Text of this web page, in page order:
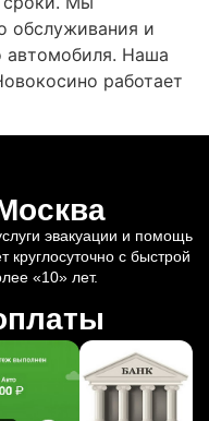
обслуживания и
автомобиля. Наша
работает
эвакуации и помощь
с быстрой
«10» лет.